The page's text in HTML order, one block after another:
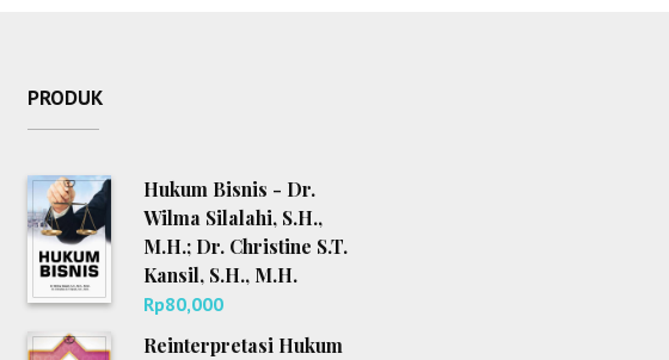
PRODUK
Hukum Bisnis - Dr.
Wilma Silalahi, S.H.,
M.H.; Dr. Christine S.T.
Kansil, S.H., M.H.
Rp80,000
Reinterpretasi Hukum